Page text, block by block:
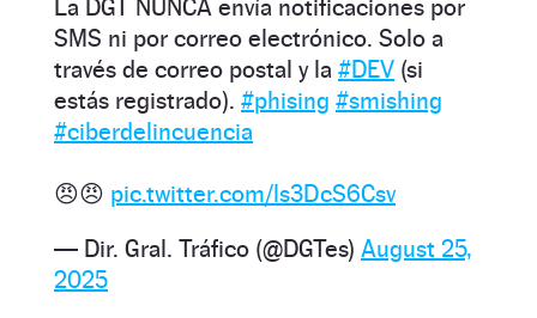
La DGT NUNCA envía notificaciones por
SMS ni por correo electrónico. Solo a
través de correo postal y la #DEV (si
estás registrado). #phising #smishing
#ciberdelincuencia
😠😠 pic.twitter.com/ls3DcS6Csv
— Dir. Gral. Tráfico (@DGTes) August 25,
2025